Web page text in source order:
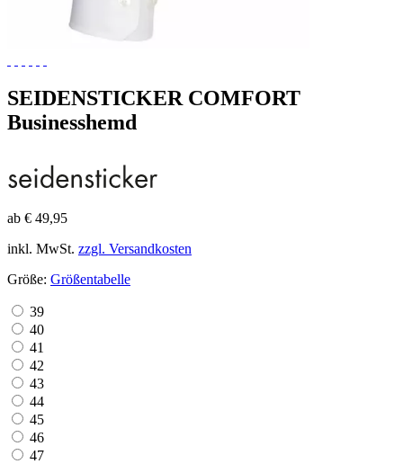
SEIDENSTICKER COMFORT
Businesshemd
ab € 49,95
inkl. MwSt. zzgl. Versandkosten
Größe: Größentabelle
39
40
41
42
43
44
45
46
47